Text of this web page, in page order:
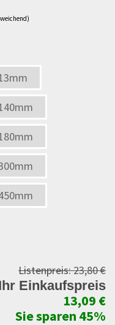
Listenpreis:23,80 €
Einkaufspreis
13,09 €
Sie sparen 45%